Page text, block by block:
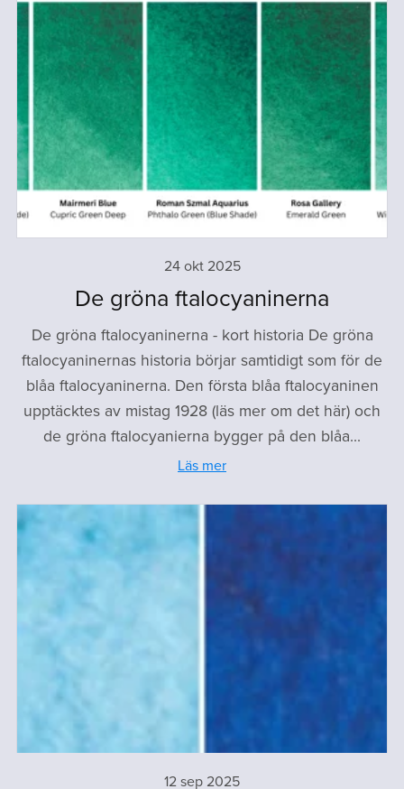
24 okt 2025
De gröna ftalocyaninerna
De gröna ftalocyaninerna - kort historia De gröna
ftalocyaninernas historia börjar samtidigt som för de
blåa ftalocyaninerna. Den första blåa ftalocyaninen
upptäcktes av mistag 1928 (läs mer om det här) och
de gröna ftalocyanierna bygger på den blåa...
Läs mer
12 sep 2025